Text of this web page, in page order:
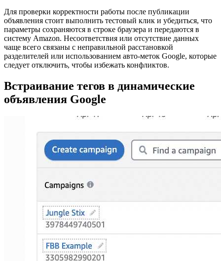
Для проверки корректности работы после публикации
объявления стоит выполнить тестовый клик и убедиться, что
параметры сохраняются в строке браузера и передаются в
систему Amazon. Несоответствия или отсутствие данных
чаще всего связаны с неправильной расстановкой
разделителей или использованием авто-меток Google, которые
следует отключить, чтобы избежать конфликтов.
Встраивание тегов в динамические
объявления Google